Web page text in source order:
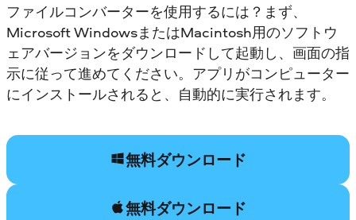
ファイルコンバーターを使用するには？まず、
Microsoft WindowsまたはMacintosh用のソフトウ
ェアバージョンをダウンロードして起動し、画面の指
示に従って進めてください。アプリがコンピューター
にインストールされると、自動的に実行されます。
無料ダウンロード
無料ダウンロード